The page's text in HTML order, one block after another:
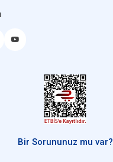
Bir Sorununuz mu var?